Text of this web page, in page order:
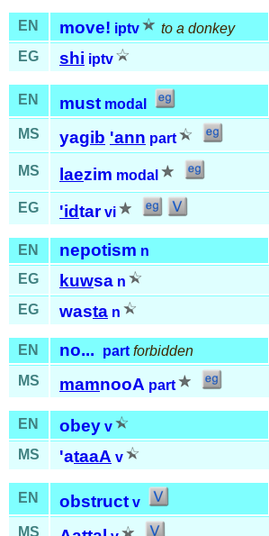
EN move! iptv
to a donkey
EG
shi iptv
EN must modal
MS
yagib 'ann part
MS laezim modal
EG
'idtar vi
EN nepotism n
EG
kuwsa n
EG wasta n
EN no... part forbidden
MS
mamnooA part
EN obey v
MS
'ataaA v
EN obstruct v
MS